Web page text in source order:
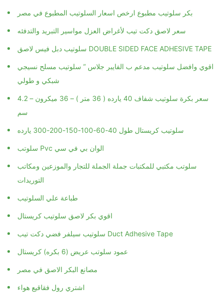
بكر سلوتيب مطبوع ارخص اسعار السلوتيب المطبوع في مصر
سعر لاصق دكت تيب لأغراض العزل مواسير التبريد والتدفئه
سلوتيب دبل فيس لاصق DOUBLE SIDED FACE ADHESIVE TAPE
اقوي وافضل سلوتيب مدعم ب الفايبر جلاس ” سلوتيب مسلح نسيجي
شبكي و طولي
سعر بكرة سلوتيب شفاف 40 يارده ( 36 متر ) – 36 ميكرون – 4.2
سم
سلوتيب كريستال طول 40-60-100-150-200-300 يارده
سلوتب Pvc الوان بي في سي
سلوتب مكتبي للمكتبات جملة الجملة للتجار والموزعين ومكاتب
التوريدات
طباعة علي السلوتيب
اقوي بكر لاصق سلوتيب كريستال
سلوتيب سيلفر فضي دكت تيب Duct Adhesive Tape
عمود سلوتب عريض (6 بكره) كريستال
مصانع البكر الاصق في مصر
اشتري رول فقاقيع هواء